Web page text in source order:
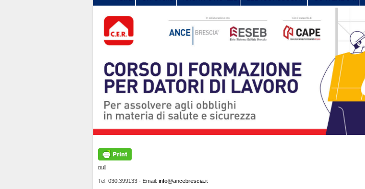
null
Tel. 030.399133 - Email: info@ancebrescia.it